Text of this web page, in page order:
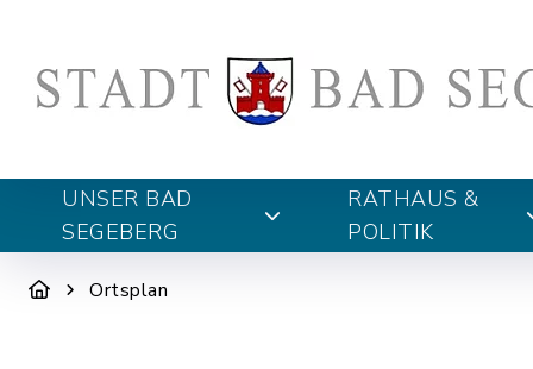
UNSER BAD
SEGEBERG
RATHAUS &
POLITIK
Ortsplan